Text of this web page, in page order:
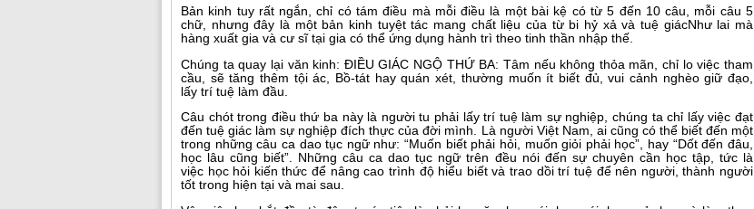
Bản kinh tuy rất ngắn, chỉ có tám điều mà mỗi điều là một bài kệ có từ 5 đến 10 câu, mỗi câu 5
chữ, nhưng đây là một bản kinh tuyệt tác mang chất liệu của từ bi hỷ xả và tuệ giácNhư lai mà
hàng xuất gia và cư sĩ tại gia có thể ứng dụng hành trì theo tinh thần nhập thế.
Chúng ta quay lại văn kinh: ĐIỀU GIÁC NGỘ THỨ BA: Tâm nếu không thỏa mãn, chỉ lo việc tham
cầu, sẽ tăng thêm tội ác, Bồ-tát hay quán xét, thường muốn ít biết đủ, vui cảnh nghèo giữ đạo,
lấy trí tuệ làm đầu.
Câu chót trong điều thứ ba này là người tu phải lấy trí tuệ làm sự nghiệp, chúng ta chỉ lấy việc đạt
đến tuệ giác làm sự nghiệp đích thực của đời mình. Là người Việt Nam, ai cũng có thể biết đến một
trong những câu ca dao tục ngữ như: “Muốn biết phải hỏi, muốn giỏi phải học”, hay “Dốt đến đâu,
học lâu cũng biết”. Những câu ca dao tục ngữ trên đều nói đến sự chuyên cần học tập, tức là
việc học hỏi kiến thức để nâng cao trình độ hiểu biết và trao dồi trí tuệ để nên người, thành người
tốt trong hiện tại và mai sau.